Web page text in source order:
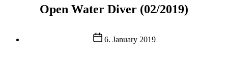
Open Water Diver (02/2019)
Post6. January 2019